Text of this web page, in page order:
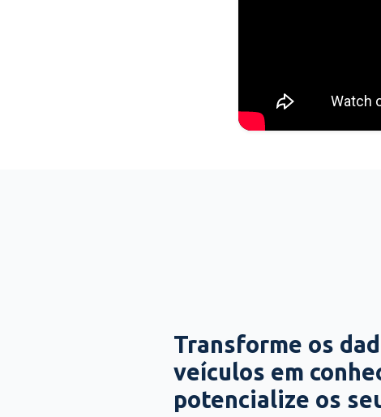
Transforme os
veículos em
potencialize os